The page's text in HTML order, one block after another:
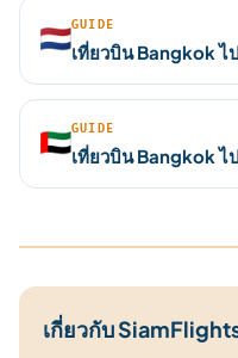
🇳🇱GUIDE
เที่ยวบิน Bangkok
🇦🇪GUIDE
เที่ยวบิน Bangkok ไ
เกี่ยวกับ